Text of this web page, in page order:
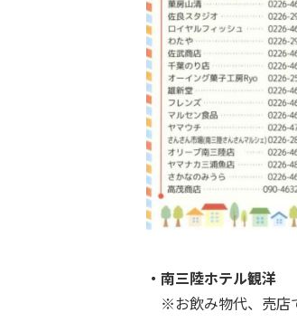
・南三陸ホテル観洋
※お飲み物代、売店